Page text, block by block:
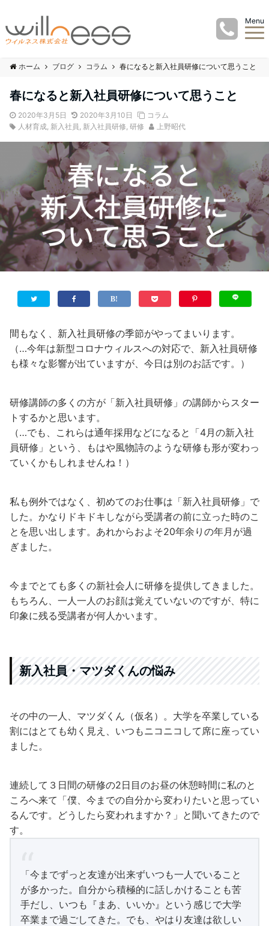
Menu
ホーム ブログ コラム 春になると新入社員研修について思うこと
春になると新入社員研修について思うこと
2020年3月5日 2020年3月10日
コラム
人材育成, 新入社員, 新入社員研修, 研修 上野昭代
間もなく、新入社員研修の季節がやってまいります。
（…今年は新型コロナウィルスへの対応で、新入社員研修
も様々な影響が出ていますが、今日は別のお話です。）
研修講師の多くの方が「新入社員研修」の講師からスター
トするかと思います。
（…でも、これらは通年採用などになると「4月の新入社
員研修」という、もはや風物詩のような研修も形が変わっ
ていくかもしれませんね！）
私も例外ではなく、初めてのお仕事は「新入社員研修」で
した。かなりドキドキしながら受講者の前に立った時のこ
とを思い出します。あれからおよそ20年余りの年月が過
ぎました。
今までとても多くの新社会人に研修を提供してきました。
もちろん、一人一人のお顔は覚えていないのですが、特に
印象に残る受講者が何人かいます。
新入社員・マツダくんの悩み
その中の一人、マツダくん（仮名）。大学を卒業している
割にはとても幼く見え、いつもニコニコして席に座ってい
ました。
連続して３日間の研修の2日目のお昼の休憩時間に私のと
ころへ来て「僕、今までの自分から変わりたいと思ってい
るんです。どうしたら変われますか？」と聞いてきたので
す。
「今までずっと友達が出来ずいつも一人でいること
が多かった。自分から積極的に話しかけることも苦
手だし、いつも『まあ、いいか』という感じで大学
卒業まで過ごしてきた。でも、やはり友達は欲しい